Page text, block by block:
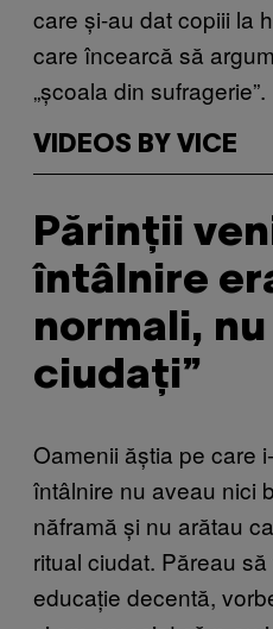
care și-au dat copiii la
care încearcă să
„școala din sufragerie”.
VIDEOS BY VICE
Părinții
întâlnire
normali,
ciudați”
Oamenii ăștia pe care
întâlnire nu aveau nici
năframă și nu arătau
ritual ciudat. Păreau
educație decentă,